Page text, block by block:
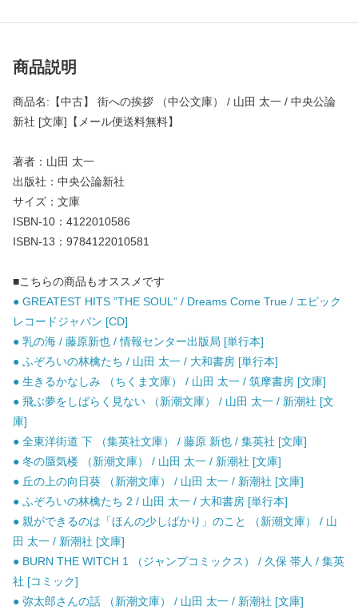
商品説明
商品名:【中古】 街への挨拶 （中公文庫） / 山田 太一 / 中央公論
新社 [文庫]【メール便送料無料】
著者：山田 太一
出版社：中央公論新社
サイズ：文庫
ISBN-10：4122010586
ISBN-13：9784122010581
■こちらの商品もオススメです
● GREATEST HITS ”THE SOUL” / Dreams Come True / エピック
レコードジャパン [CD]
● 乳の海 / 藤原新也 / 情報センター出版局 [単行本]
● ふぞろいの林檎たち / 山田 太一 / 大和書房 [単行本]
● 生きるかなしみ （ちくま文庫） / 山田 太一 / 筑摩書房 [文庫]
● 飛ぶ夢をしばらく見ない （新潮文庫） / 山田 太一 / 新潮社 [文
庫]
● 全東洋街道 下 （集英社文庫） / 藤原 新也 / 集英社 [文庫]
● 冬の蜃気楼 （新潮文庫） / 山田 太一 / 新潮社 [文庫]
● 丘の上の向日葵 （新潮文庫） / 山田 太一 / 新潮社 [文庫]
● ふぞろいの林檎たち 2 / 山田 太一 / 大和書房 [単行本]
● 親ができるのは「ほんの少しばかり」のこと （新潮文庫） / 山
田 太一 / 新潮社 [文庫]
● BURN THE WITCH 1 （ジャンプコミックス） / 久保 帯人 / 集英
社 [コミック]
● 弥太郎さんの話 （新潮文庫） / 山田 太一 / 新潮社 [文庫]